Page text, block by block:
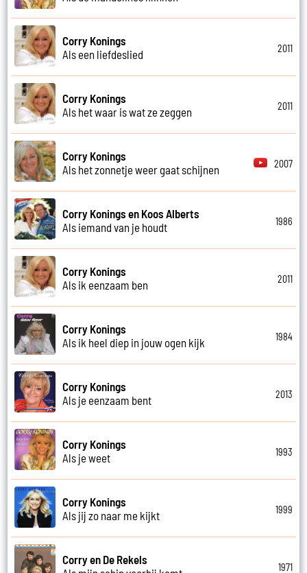
Corry Konings
Als een liefdeslied
2011
Corry Konings
Als het waar is wat ze zeggen
2011
Corry Konings
Als het zonnetje weer gaat schijnen
2007
Corry Konings en Koos Alberts
Als iemand van je houdt
1986
Corry Konings
Als ik eenzaam ben
2011
Corry Konings
Als ik heel diep in jouw ogen kijk
1984
Corry Konings
Als je eenzaam bent
2013
Corry Konings
Als je weet
1993
Corry Konings
Als jij zo naar me kijkt
1999
Corry en De Rekels
1971